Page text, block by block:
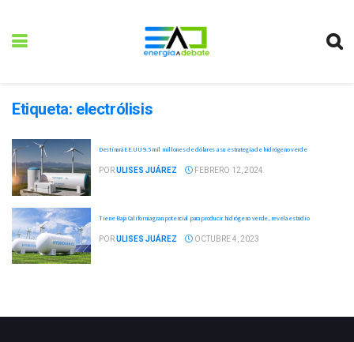
Etiqueta: electrólisis
Destinará EE.UU 9.5 mil millones de dólares a su estrategia de hidrógeno verde
PORULISES JUÁREZ FEBRERO 12, 2024
Tiene Baja California gran potencial para producir hidrógeno verde, revela estudio
PORULISES JUÁREZ OCTUBRE 4, 2023